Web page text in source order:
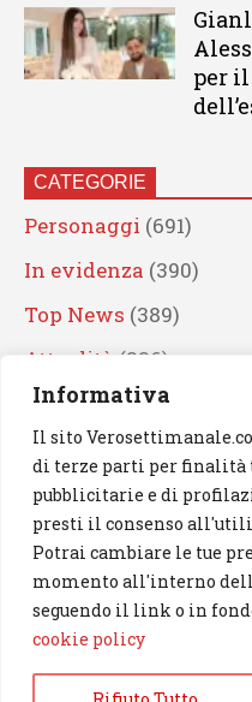
Informativa
Il sito
di terze parti per finalità
pubblicitarie e di
presti il consenso
Potrai cambiare le tue
momento all'interno
seguendo il link o in
cookie policy
per
CATEGORIE
Personaggi (691)
In evidenza (390)
Top News (389)
Attualità (336)
Eventi(330)
Artisti (241)
News(239)
Cerca
© 2023 Verosettimanale.com.